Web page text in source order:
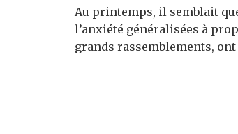
Au printemps, il semblait
l’anxiété généralisées à
grands rassemblements,